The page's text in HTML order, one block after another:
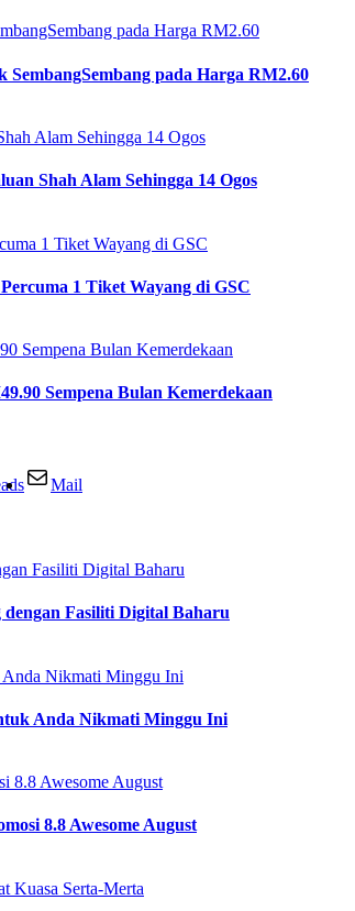
pada Harga RM2.60
pada Harga RM2.60
Alam Sehingga 14 Ogos
Shah Alam Sehingga 14 Ogos
1 Tiket Wayang di GSC
1 Tiket Wayang di GSC
Sempena Bulan Kemerdekaan
Sempena Bulan Kemerdekaan
Mail
Fasiliti Digital Baharu
Fasiliti Digital Baharu
Anda Nikmati Minggu Ini
Anda Nikmati Minggu Ini
8.8 Awesome August
8.8 Awesome August
Kuasa Serta-Merta